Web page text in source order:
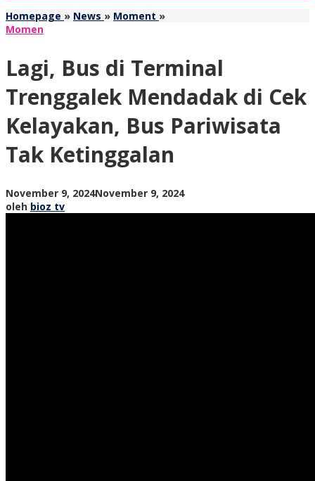
Homepage » News » Moment »Lagi,
Trenggalek
di
Cek
Kelayakan,
Bus
Pariwisata
Tak
Momen
Lagi, Bus di Terminal
Trenggalek Mendadak di Cek
Kelayakan, Bus Pariwisata
Tak Ketinggalan
November 9, 2024November 9, 2024oleh
oleh bioz tv